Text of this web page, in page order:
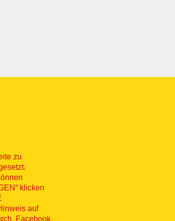
zu
klicken
auf
Facebook,